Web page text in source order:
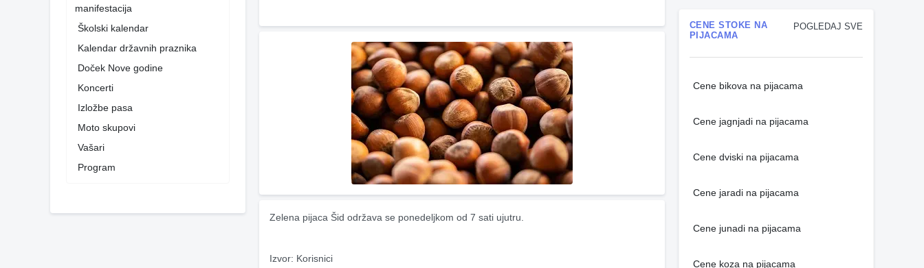
manifestacija
Školski kalendar
Kalendar državnih praznika
Doček Nove godine
Koncerti
Izložbe pasa
Moto skupovi
Vašari
Program
Zelena pijaca Šid održava se ponedeljkom od 7 sati ujutru.
Izvor: Korisnici
POGLEDAJ SVE
CENE STOKE NA
PIJACAMA
Cene bikova na pijacama
Cene jagnjadi na pijacama
Cene dviski na pijacama
Cene jaradi na pijacama
Cene junadi na pijacama
Cene koza na pijacama